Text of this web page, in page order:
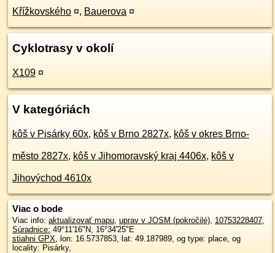
Křížkovského ¤, Bauerova ¤
Cyklotrasy v okolí
X109 ¤
V kategóriách
kôš v Pisárky 60x, kôš v Brno 2827x, kôš v okres Brno-
město 2827x, kôš v Jihomoravský kraj 4406x, kôš v
Jihovýchod 4610x
Viac o bode
Viac info: aktualizovať mapu, uprav v JOSM (pokročilé), 10753228407,
Súradnice: 49°11'16"N, 16°34'25"E
stiahni GPX, lon: 16.5737853, lat: 49.187989, og type: place, og
locality: Pisárky,